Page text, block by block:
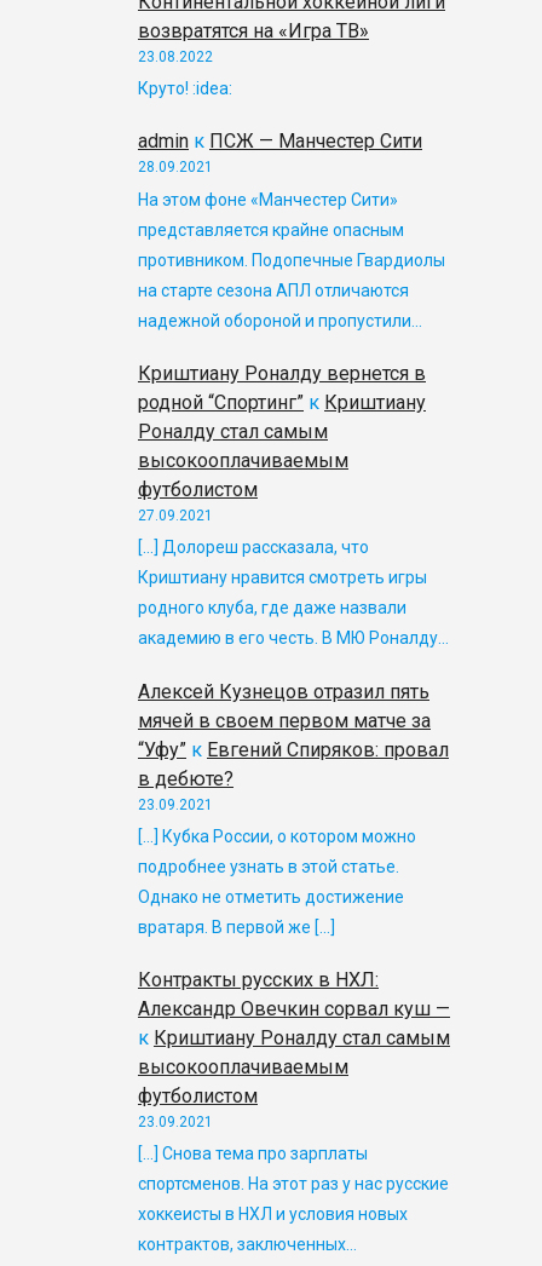
возвратятся на «Игра ТВ»
23.08.2022
Круто! :idea:
admin к ПСЖ — Манчестер Сити
28.09.2021
На этом фоне «Манчестер Сити»
представляется крайне опасным
противником. Подопечные Гвардиолы
на старте сезона АПЛ отличаются
надежной обороной и пропустили…
Криштиану Роналду вернется в
родной “Спортинг” к Криштиану
Роналду стал самым
высокооплачиваемым
футболистом
27.09.2021
[…] Долореш рассказала, что
Криштиану нравится смотреть игры
родного клуба, где даже назвали
академию в его честь. В МЮ Роналду…
Алексей Кузнецов отразил пять
мячей в своем первом матче за
“Уфу” к Евгений Спиряков: провал
в дебюте?
23.09.2021
[…] Кубка России, о котором можно
подробнее узнать в этой статье.
Однако не отметить достижение
вратаря. В первой же […]
Контракты русских в НХЛ:
Александр Овечкин сорвал куш —
к Криштиану Роналду стал самым
высокооплачиваемым
футболистом
23.09.2021
[…] Снова тема про зарплаты
спортсменов. На этот раз у нас русские
хоккеисты в НХЛ и условия новых
контрактов, заключенных…